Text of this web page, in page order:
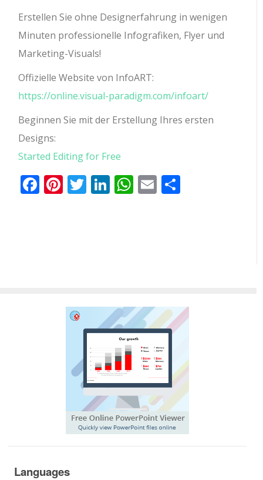
Erstellen Sie ohne Designerfahrung in wenigen
Minuten professionelle Infografiken, Flyer und
Marketing-Visuals!
Offizielle Website von InfoART:
https://online.visual-paradigm.com/infoart/
Beginnen Sie mit der Erstellung Ihres ersten
Designs:
Started Editing for Free
Facebook
Pinterest
Twitter
LinkedIn
WhatsApp
Email
Languages